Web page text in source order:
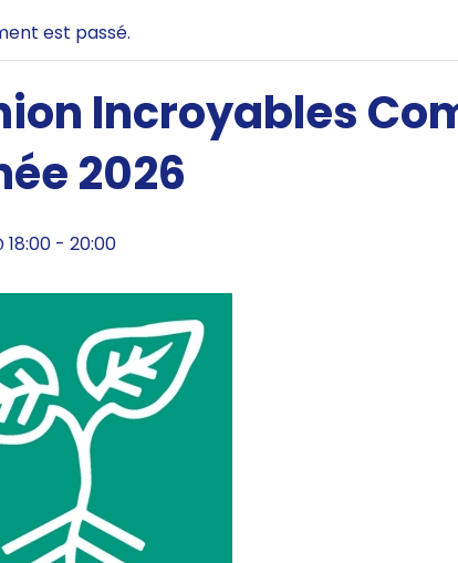
est passé.
Incroyables
2026
18:00 - 20:00